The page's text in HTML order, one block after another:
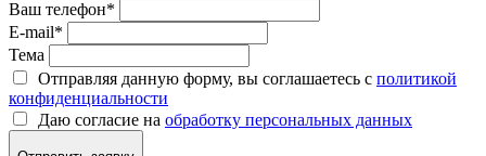
Ваш телефон*
E-mail*
Тема
Отправляя данную форму, вы соглашаетесь с политикой
конфиденциальности
Даю согласие на обработку персональных данных